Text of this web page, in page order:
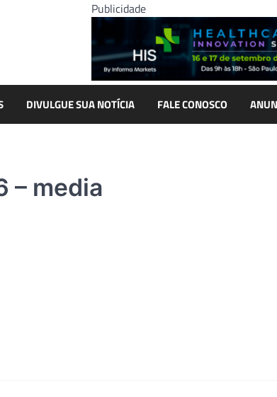
Publicidade
DIVULGUE SUA NOTÍCIA FALE CONOSCO
– media